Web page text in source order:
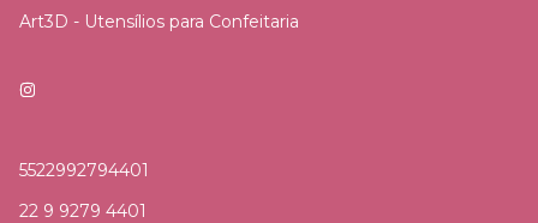
Art3D - Utensílios para Confeitaria
5522992794401
22 9 9279 4401